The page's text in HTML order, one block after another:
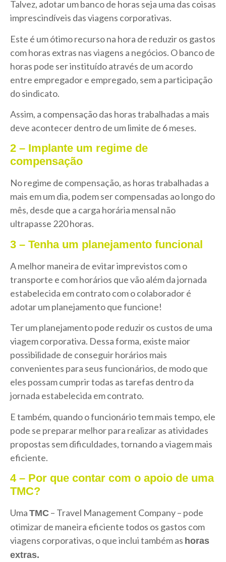
Talvez, adotar um banco de horas seja uma das coisas
imprescindíveis das viagens corporativas.
Este é um ótimo recurso na hora de reduzir os gastos
com horas extras nas viagens a negócios. O banco de
horas pode ser instituído através de um acordo
entre empregador e empregado, sem a participação
do sindicato.
Assim, a compensação das horas trabalhadas a mais
deve acontecer dentro de um limite de 6 meses.
2 – Implante um regime de
compensação
No regime de compensação, as horas trabalhadas a
mais em um dia, podem ser compensadas ao longo do
mês, desde que a carga horária mensal não
ultrapasse 220 horas.
3 – Tenha um planejamento funcional
A melhor maneira de evitar imprevistos com o
transporte e com horários que vão além da jornada
estabelecida em contrato com o colaborador é
adotar um planejamento que funcione!
Ter um planejamento pode reduzir os custos de uma
viagem corporativa. Dessa forma, existe maior
possibilidade de conseguir horários mais
convenientes para seus funcionários, de modo que
eles possam cumprir todas as tarefas dentro da
jornada estabelecida em contrato.
E também, quando o funcionário tem mais tempo, ele
pode se preparar melhor para realizar as atividades
propostas sem dificuldades, tornando a viagem mais
eficiente.
4 – Por que contar com o apoio de uma
TMC?
Uma TMC – Travel Management Company – pode
otimizar de maneira eficiente todos os gastos com
viagens corporativas, o que inclui também as horas
extras.